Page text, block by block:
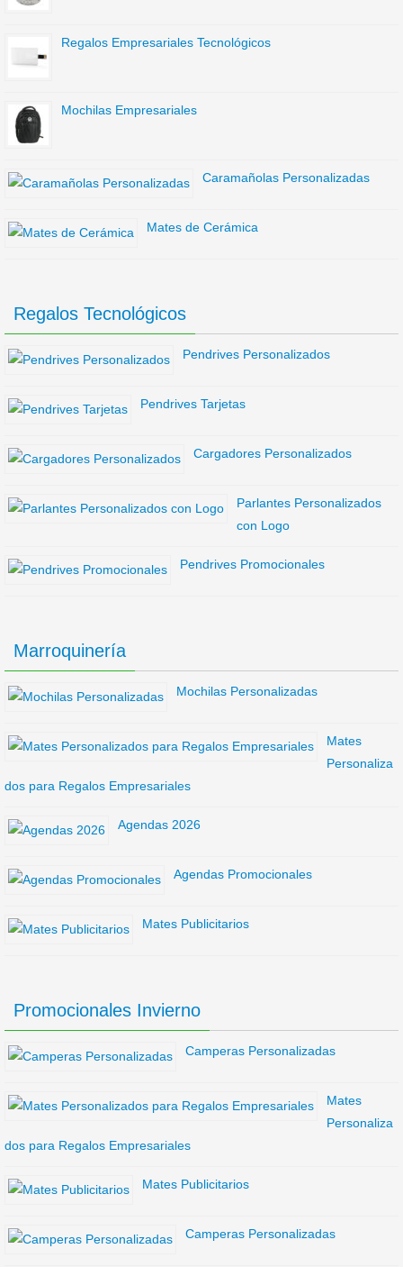
Regalos Empresariales Tecnológicos
Mochilas Empresariales
Caramañolas Personalizadas
Mates de Cerámica
Regalos Tecnológicos
Pendrives Personalizados
Pendrives Tarjetas
Cargadores Personalizados
Parlantes Personalizados
con Logo
Pendrives Promocionales
Marroquinería
Mochilas Personalizadas
Mates
Personaliza
dos para Regalos Empresariales
Agendas 2026
Agendas Promocionales
Mates Publicitarios
Promocionales Invierno
Camperas Personalizadas
Mates
Personaliza
dos para Regalos Empresariales
Mates Publicitarios
Camperas Personalizadas